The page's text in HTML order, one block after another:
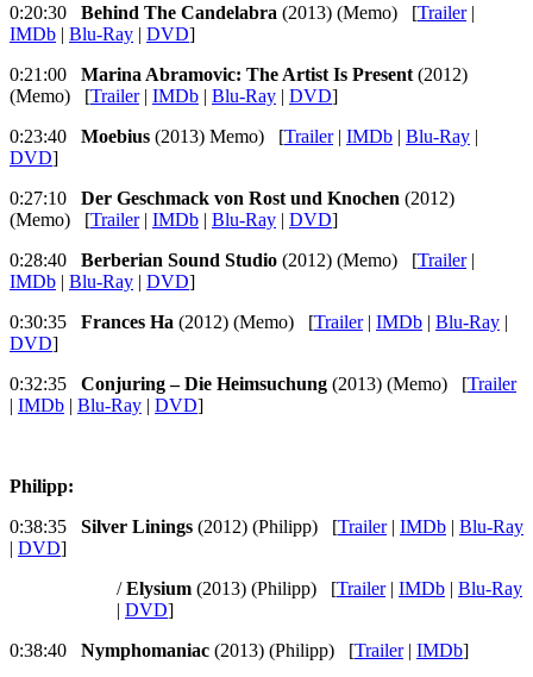
0:20:30 Behind The Candelabra (2013) (Memo) [Trailer|
IMDb | Blu-Ray | DVD]
0:21:00 Marina Abramovic: The Artist Is Present (2012)
(Memo) [Trailer| IMDb | Blu-Ray | DVD]
0:23:40 Moebius (2013) Memo) [Trailer| IMDb | Blu-Ray |
DVD]
0:27:10 Der Geschmack von Rost und Knochen (2012)
(Memo) [Trailer| IMDb | Blu-Ray | DVD]
0:28:40 Berberian Sound Studio (2012) (Memo) [Trailer|
IMDb | Blu-Ray | DVD]
0:30:35 Frances Ha (2012) (Memo) [Trailer| IMDb | Blu-Ray |
DVD]
0:32:35 Conjuring – Die Heimsuchung (2013) (Memo) [Trailer
| IMDb | Blu-Ray | DVD]
Philipp:
0:38:35 Silver Linings (2012) (Philipp) [Trailer| IMDb | Blu-Ray
| DVD]
/Elysium (2013) (Philipp) [Trailer| IMDb | Blu-Ray
| DVD]
0:38:40 Nymphomaniac (2013) (Philipp) [Trailer| IMDb]